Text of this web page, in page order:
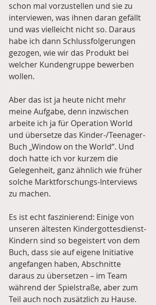
schon mal vorzustellen und sie zu
interviewen, was ihnen daran gefällt
und was vielleicht nicht so. Daraus
habe ich dann Schlussfolgerungen
gezogen, wie wir das Produkt bei
welcher Kundengruppe bewerben
wollen.
Aber das ist ja heute nicht mehr
meine Aufgabe, denn inzwischen
arbeite ich ja für Operation World
und übersetze das Kinder-/Teenager-
Buch „Window on the World“. Und
doch hatte ich vor kurzem die
Gelegenheit, ganz ähnlich wie früher
solche Marktforschungs-Interviews
zu machen.
Es ist echt faszinierend: Einige von
unseren ältesten Kindergottesdienst-
Kindern sind so begeistert von dem
Buch, dass sie auf eigene Initiative
angefangen haben, Abschnitte
daraus zu übersetzen – im Team
während der Spielstraße, aber zum
Teil auch noch zusätzlich zu Hause.